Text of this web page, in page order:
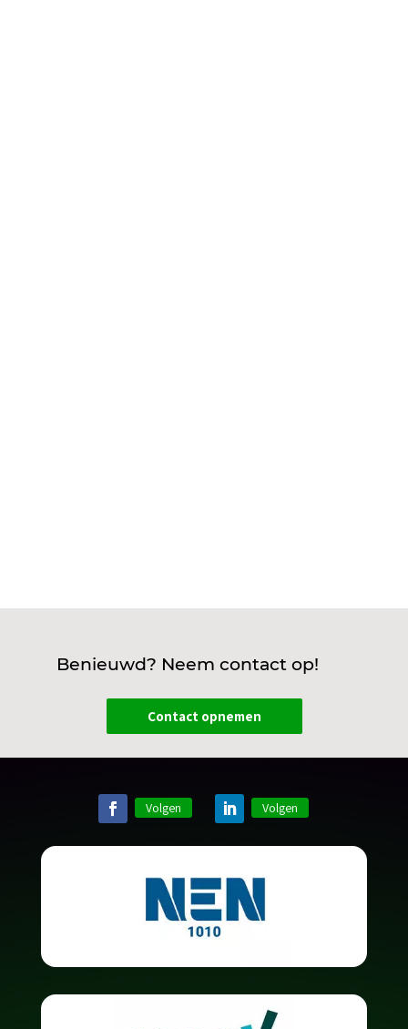
Benieuwd? Neem contact op!
Contact opnemen
Volgen Volgen